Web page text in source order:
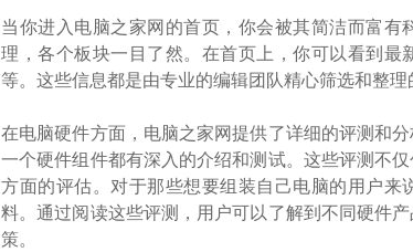
当你进入电脑之家网的首页，你会被其简洁而富
理，各个板块一目了然。在首页上，你可以看到
等。这些信息都是由专业的编辑团队精心筛选和整理
在电脑硬件方面，电脑之家网提供了详细的评测和
一个硬件组件都有深入的介绍和测试。这些评测不
方面的评估。对于那些想要组装自己电脑的用户
料。通过阅读这些评测，用户可以了解到不同硬件
策。